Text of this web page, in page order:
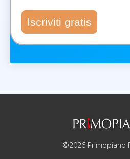
Iscriviti gratis
©2026 Primopiano